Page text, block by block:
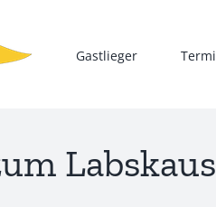
Gastlieger